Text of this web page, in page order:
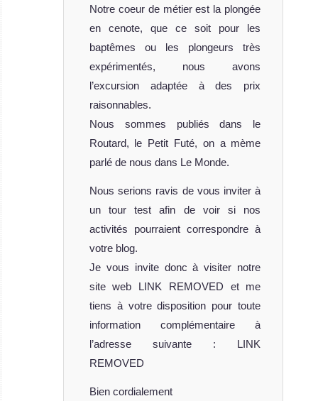
de Croisière
Plongée
MV
Solmar
V
MV Solmar V Avis
sur le Bateau de
MY Cassiopeia
Notre coeur de métier est la plongée
en cenote, que ce soit pour les
baptêmes ou les plongeurs très
expérimentés, nous avons
l’excursion adaptée à des prix
raisonnables.
Nous sommes publiés dans le
Routard, le Petit Futé, on a mème
parlé de nous dans Le Monde.
Nous serions ravis de vous inviter à
un tour test afin de voir si nos
activités pourraient correspondre à
votre blog.
Je vous invite donc à visiter notre
site web LINK REMOVED et me
tiens à votre disposition pour toute
information complémentaire à
l’adresse suivante : LINK
REMOVED
Bien cordialement